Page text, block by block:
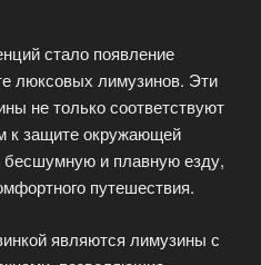
стало появление
люксовых лимузинов. Эти
не только соответствуют
к защите окружающей
и плавную езду,
путешествия.
являются лимузины с